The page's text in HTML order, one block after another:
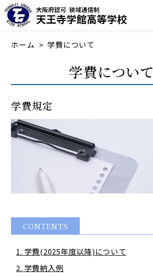
ホーム 学費について
学費について
学費規定
CONTENTS
学費(2025年度以降)について
学費納入例